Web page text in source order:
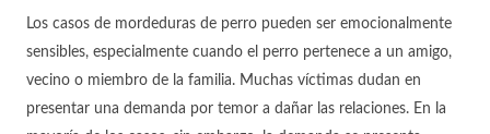
Los casos de mordeduras de perro pueden ser emocionalmente
sensibles, especialmente cuando el perro pertenece a un amigo,
vecino o miembro de la familia. Muchas víctimas dudan en
presentar una demanda por temor a dañar las relaciones. En la